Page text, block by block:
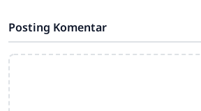
Posting Komentar